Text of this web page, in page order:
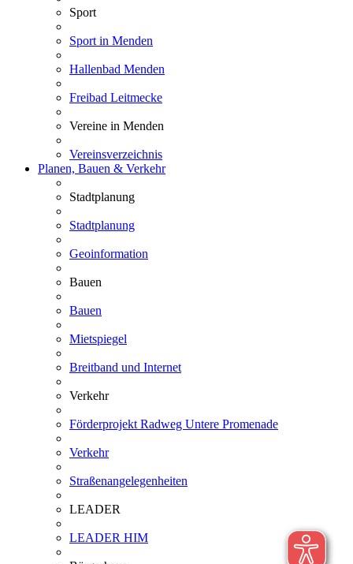
Sport
Sport in Menden
Hallenbad Menden
Freibad Leitmecke
Vereine in Menden
Vereinsverzeichnis
Planen, Bauen & Verkehr
Stadtplanung
Stadtplanung
Geoinformation
Bauen
Bauen
Mietspiegel
Breitband und Internet
Verkehr
Förderprojekt Radweg Untere Promenade
Verkehr
Straßenangelegenheiten
LEADER
LEADER HIM